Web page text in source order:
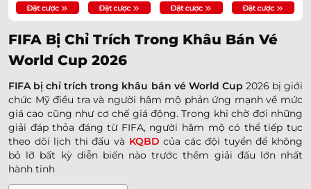
FIFA Bị Chỉ Trích Trong Khâu Bán Vé
World Cup 2026
FIFA bị chỉ trích trong khâu bán vé World Cup 2026 bị giới
chức Mỹ điều tra và người hâm mộ phản ứng mạnh về mức
giá cao cũng như cơ chế giá động. Trong khi chờ đợi những
giải đáp thỏa đáng từ FIFA, người hâm mộ có thể tiếp tục
theo dõi lịch thi đấu và KQBD của các đội tuyển để không
bỏ lỡ bất kỳ diễn biến nào trước thềm giải đấu lớn nhất
hành tinh